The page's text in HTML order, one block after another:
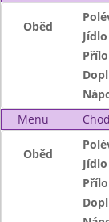
Oběd
Jídlo
Menu
Chod
Oběd
Jídlo